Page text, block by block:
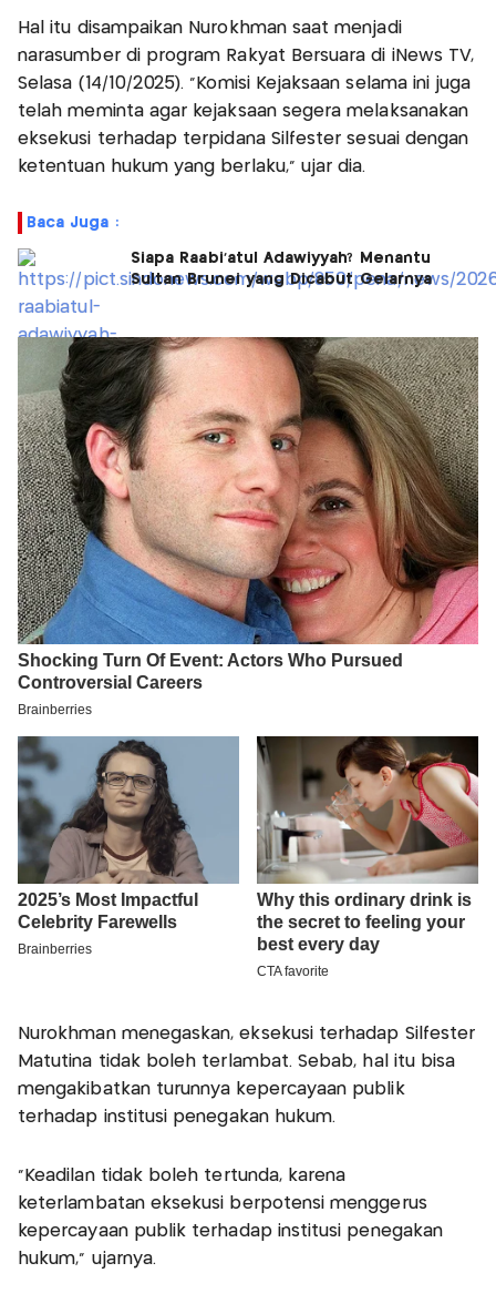
Hal itu disampaikan Nurokhman saat menjadi
narasumber di program Rakyat Bersuara di iNews TV,
Selasa (14/10/2025). “Komisi Kejaksaan selama ini juga
telah meminta agar kejaksaan segera melaksanakan
eksekusi terhadap terpidana Silfester sesuai dengan
ketentuan hukum yang berlaku,” ujar dia.
Baca Juga :
Siapa Raabi'atul Adawiyyah? Menantu
Sultan Brunei yang Dicabut Gelarnya
Nurokhman menegaskan, eksekusi terhadap Silfester
Matutina tidak boleh terlambat. Sebab, hal itu bisa
mengakibatkan turunnya kepercayaan publik
terhadap institusi penegakan hukum.
“Keadilan tidak boleh tertunda, karena
keterlambatan eksekusi berpotensi menggerus
kepercayaan publik terhadap institusi penegakan
hukum,” ujarnya.